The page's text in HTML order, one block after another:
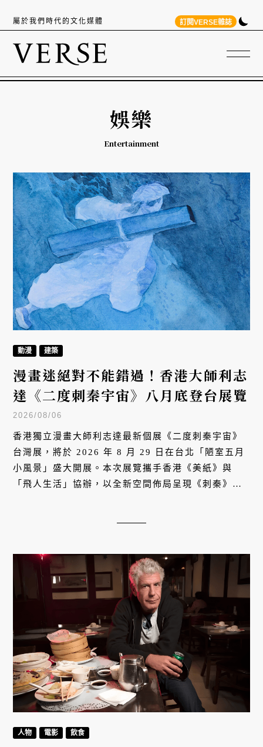
屬於我們時代的文化媒體 訂閱VERSE雜誌
娛樂
Entertainment
動漫 建築
漫畫迷絕對不能錯過！香港大師利志
達《二度刺秦宇宙》八月底登台展覽
2026/08/06
香港獨立漫畫大師利志達最新個展《二度刺秦宇宙》
台灣展，將於 2026 年 8 月 29 日在台北「陋室五月
小風景」盛大開展。本次展覽攜手香港《美紙》與
「飛人生活」協辦，以全新空間佈局呈現《刺秦》經
人物 電影 飲食